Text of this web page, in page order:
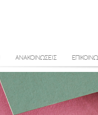
ΑΝΑΚΟΙΝΩΣΕΙΣ